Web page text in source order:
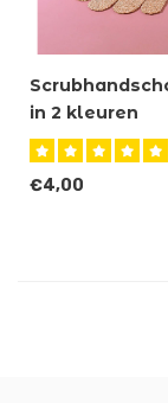
in 2 kleuren
€4,00